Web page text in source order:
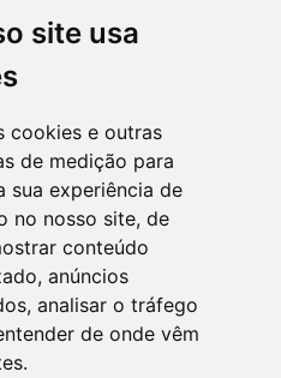
site usa
cookies e outras
de medição para
sua experiência de
no nosso site, de
conteúdo
anúncios
analisar o tráfego
de onde vêm
-
Redes Sociais
do Estado da Paraíba
195 - José Pinheiro